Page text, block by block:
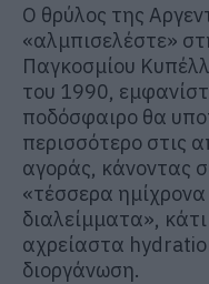
Ο θρύλος της
«αλμπισελέστε»
Παγκοσμίου
του 1990,
ποδόσφαιρο θα
περισσότερο στις
αγοράς, κάνοντας
«τέσσερα
διαλείμματα»,
αχρείαστα
διοργάνωση.